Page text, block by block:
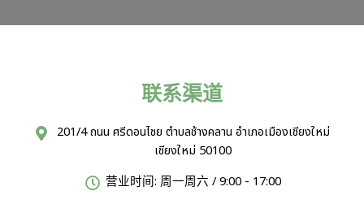
联系渠道
201/4 ถนน ศรีดอนไชย ตำบลช้างคลาน อำเภอเมืองเชียงใหม่
เชียงใหม่ 50100
营业时间: 周一周六 / 9:00 - 17:00